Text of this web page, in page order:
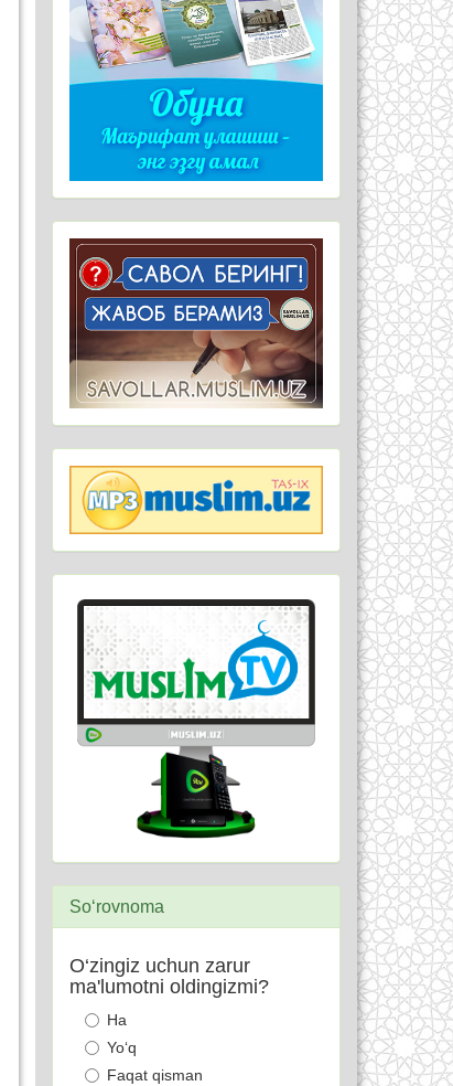
So‘rovnoma
O‘zingiz uchun zarur
ma'lumotni oldingizmi?
Ha
Yo‘q
Faqat qisman